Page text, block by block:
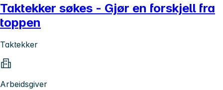
Taktekker søkes - Gjør en forskjell fra
toppen
Taktekker
Arbeidsgiver